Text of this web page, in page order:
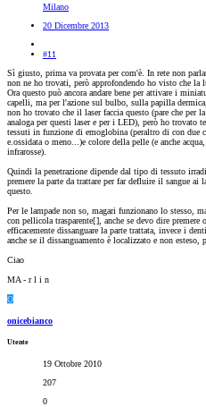
Milano
20 Dicembre 2013
#11
Sì giusto, prima va provata per com'è. In rete non
non ne ho trovati, però approfondendo ho visto che la
Ora questo può ancora andare bene per attivare i
capelli, ma per l'azione sul bulbo, sulla papilla dermica,
non ho trovato che il laser faccia questo (pare che per
analoga per questi laser e per i LED), però ho trovato
tessuti in funzione di emoglobina (peraltro di con due
e.ossidata o meno...)e colore della pelle (e anche
infrarosse).
Quindi la penetrazione dipende dal tipo di tessuto
premere la parte da trattare per far defluire il sangue
questo.
Per le lampade non so, magari funzionano lo stesso,
con pellicola trasparente[], anche se devo dire premere
efficacemente dissanguare la parte trattata, invece i
anche se il dissanguamento è localizzato e non
Ciao
MA - r l i n
O
onicebianco
Utente
19 Ottobre 2010
207
0